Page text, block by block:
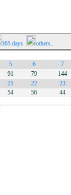
365 days
others..
5 6
7
91 79
144
21 22
23
54 56 44